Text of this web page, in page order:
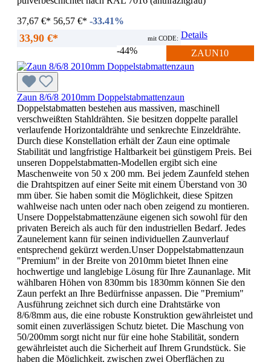
37,67 €* 56,57 €* -33.41%
33,90 €* mit CODE:
ZAUN10
Details
-44%
Zaun 8/6/8 2010mm Doppelstabmattenzaun
Doppelstabmatten bestehen aus massiven, maschinell
verschweißten Stahldrähten. Sie besitzen doppelte parallel
verlaufende Horizontaldrähte und senkrechte Einzeldrähte.
Durch diese Konstellation erhält der Zaun eine optimale
Stabilität und langfristige Haltbarkeit bei günstigem Preis. Bei
unseren Doppelstabmatten-Modellen ergibt sich eine
Maschenweite von 50 x 200 mm. Bei jedem Zaunfeld stehen
die Drahtspitzen auf einer Seite mit einem Überstand von 30
mm über. Sie haben somit die Möglichkeit, diese Spitzen
wahlweise nach unten oder nach oben zeigend zu montieren.
Unsere Doppelstabmattenzäune eigenen sich sowohl für den
privaten Bereich als auch für den industriellen Bedarf. Jedes
Zaunelement kann für seinen individuellen Zaunverlauf
entsprechend gekürzt werden.Unser Doppelstabmattenzaun
"Premium" in der Breite von 2010mm bietet Ihnen eine
hochwertige und langlebige Lösung für Ihre Zaunanlage. Mit
wählbaren Höhen von 830mm bis 1830mm können Sie den
Zaun perfekt an Ihre Bedürfnisse anpassen. Die "Premium"
Ausführung zeichnet sich durch eine Drahtstärke von
8/6/8mm aus, die eine robuste Konstruktion gewährleistet und
somit einen zuverlässigen Schutz bietet. Die Maschung von
50/200mm sorgt nicht nur für eine hohe Stabilität, sondern
gewährleistet auch die Sicherheit auf Ihrem Grundstück. Sie
haben die Möglichkeit, zwischen zwei Oberflächen zu